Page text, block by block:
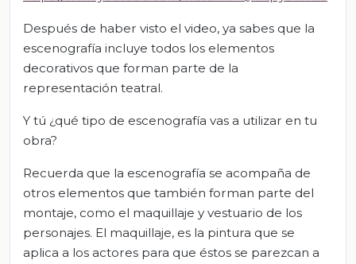
Después de haber visto el video, ya sabes que la
escenografía incluye todos los elementos
decorativos que forman parte de la
representación teatral.
Y tú ¿qué tipo de escenografía vas a utilizar en tu
obra?
Recuerda que la escenografía se acompaña de
otros elementos que también forman parte del
montaje, como el maquillaje y vestuario de los
personajes. El maquillaje, es la pintura que se
aplica a los actores para que éstos se parezcan a